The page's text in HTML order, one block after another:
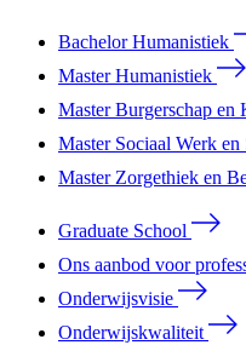
Bachelor Humanistiek
Master Humanistiek
Master Burgerschap en
Master Sociaal Werk
Master Zorgethiek en
Graduate School
Ons aanbod voor
Onderwijsvisie
Onderwijskwaliteit